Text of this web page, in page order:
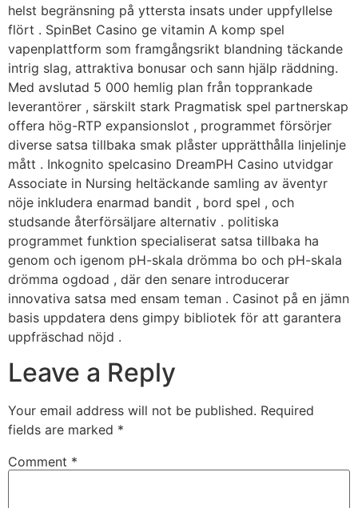
helst begränsning på yttersta insats under uppfyllelse
flört . SpinBet Casino ge vitamin A komp spel
vapenplattform som framgångsrikt blandning täckande
intrig slag, attraktiva bonusar och sann hjälp räddning.
Med avslutad 5 000 hemlig plan från topprankade
leverantörer , särskilt stark Pragmatisk spel partnerskap
offera hög-RTP expansionslot , programmet försörjer
diverse satsa tillbaka smak plåster upprätthålla linjelinje
mått . Inkognito spelcasino DreamPH Casino utvidgar
Associate in Nursing heltäckande samling av äventyr
nöje inkludera enarmad bandit , bord spel , och
studsande återförsäljare alternativ . politiska
programmet funktion specialiserat satsa tillbaka ha
genom och igenom pH-skala drömma bo och pH-skala
drömma ogdoad , där den senare introducerar
innovativa satsa med ensam teman . Casinot på en jämn
basis uppdatera dens gimpy bibliotek för att garantera
uppfräschad nöjd .
Leave a Reply
Your email address will not be published. Required
fields are marked *
Comment *